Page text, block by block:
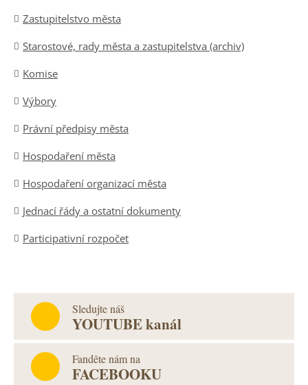
Zastupitelstvo města
Starostové, rady města a zastupitelstva (archiv)
Komise
Výbory
Právní předpisy města
Hospodaření města
Hospodaření organizací města
Jednací řády a ostatní dokumenty
Participativní rozpočet
Sledujte náš
YOUTUBE kanál
Fanděte nám na
FACEBOOKU